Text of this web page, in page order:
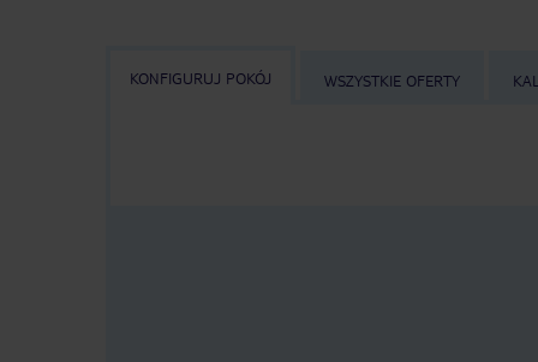
KONFIGURUJ POKÓJ WSZYSTKIE OFERTY